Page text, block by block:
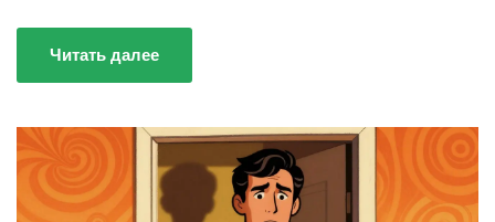
Читать далее